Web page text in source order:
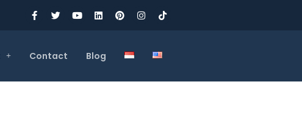
Contact Blog